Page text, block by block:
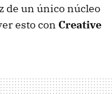
de un único núcleo
esto con Creative